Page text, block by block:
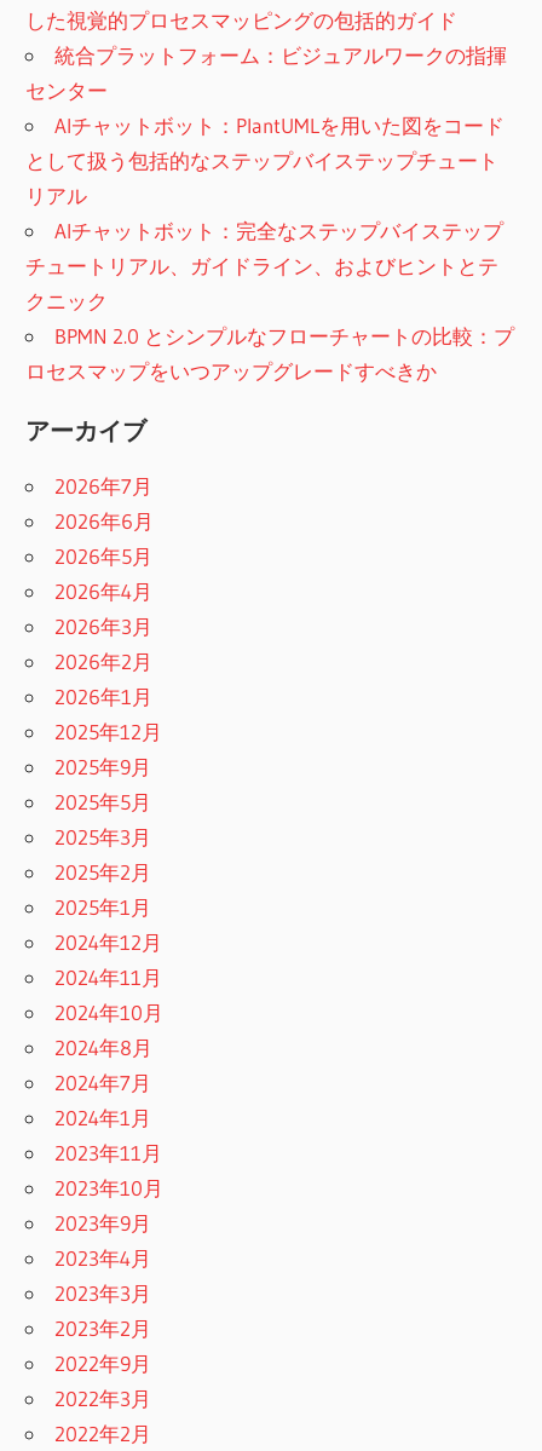
した視覚的プロセスマッピングの包括的ガイド
統合プラットフォーム：ビジュアルワークの指揮
センター
AIチャットボット：PlantUMLを用いた図をコード
として扱う包括的なステップバイステップチュート
リアル
AIチャットボット：完全なステップバイステップ
チュートリアル、ガイドライン、およびヒントとテ
クニック
BPMN 2.0 とシンプルなフローチャートの比較：プ
ロセスマップをいつアップグレードすべきか
アーカイブ
2026年7月
2026年6月
2026年5月
2026年4月
2026年3月
2026年2月
2026年1月
2025年12月
2025年9月
2025年5月
2025年3月
2025年2月
2025年1月
2024年12月
2024年11月
2024年10月
2024年8月
2024年7月
2024年1月
2023年11月
2023年10月
2023年9月
2023年4月
2023年3月
2023年2月
2022年9月
2022年3月
2022年2月